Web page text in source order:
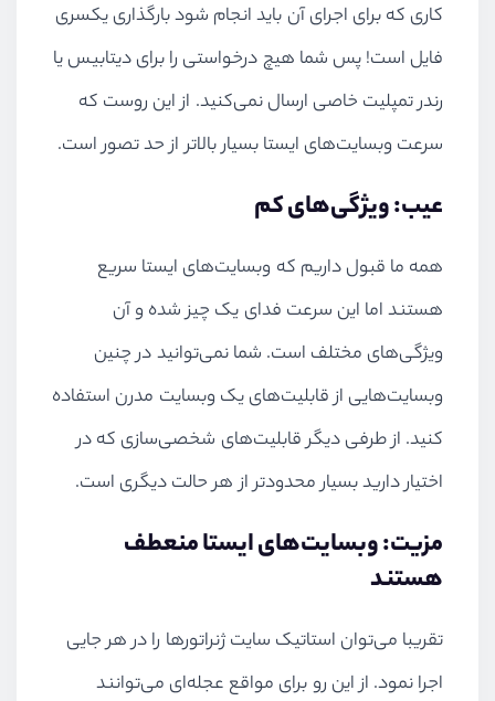
کاری که برای اجرای آن باید انجام شود بارگذاری یکسری
فایل است! پس شما هیچ درخواستی را برای دیتابیس یا
رندر تمپلیت خاصی ارسال نمی‌کنید. از این روست که
سرعت وبسایت‌های ایستا بسیار بالاتر از حد تصور است.
عیب: ویژگی‌های کم
همه ما قبول داریم که وبسایت‌های ایستا سریع
هستند اما این سرعت فدای یک چیز شده و آن
ویژگی‌های مختلف است. شما نمی‌توانید در چنین
وبسایت‌هایی از قابلیت‌های یک وبسایت مدرن استفاده
کنید. از طرفی دیگر قابلیت‌های شخصی‌سازی که در
اختیار دارید بسیار محدودتر از هر حالت دیگری است.
مزیت: وبسایت‌های ایستا منعطف
هستند
تقریبا می‌توان استاتیک سایت ژنراتورها را در هر جایی
اجرا نمود. از این رو برای مواقع عجله‌ای می‌توانند